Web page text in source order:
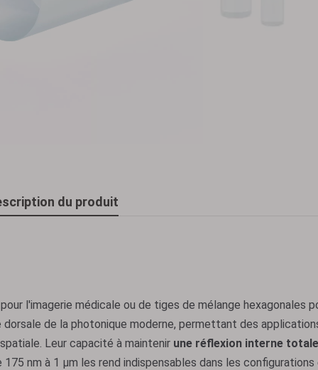
du produit
l'imagerie médicale ou de tiges de mélange hexagonales
de la photonique moderne, permettant des
Leur capacité à maintenir une réflexion interne
nm à 1 μm les rend indispensables dans les